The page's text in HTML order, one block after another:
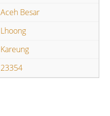
Aceh Besar
Lhoong
Kareung
23354